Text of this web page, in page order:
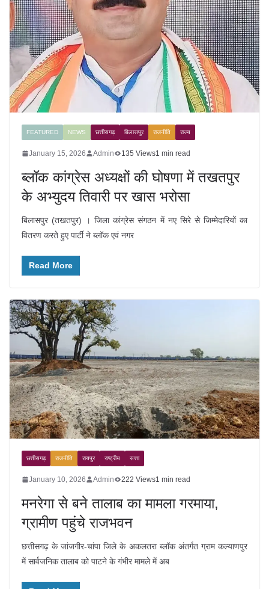
FEATURED NEWS छत्तीसगढ़ बिलासपुर राजनीति राज्य
January 15, 2026 Admin 135 Views1 min read
ब्लॉक कांग्रेस अध्यक्षों की घोषणा में तखतपुर
के अभ्युदय तिवारी पर खास भरोसा
बिलासपुर (तखतपुर) । जिला कांग्रेस संगठन में नए सिरे से जिम्मेदारियों का
वितरण करते हुए पार्टी ने ब्लॉक एवं नगर
Read More
छत्तीसगढ़ राजनीति रायपुर राष्ट्रीय सत्ता
January 10, 2026 Admin 222 Views1 min read
मनरेगा से बने तालाब का मामला गरमाया,
ग्रामीण पहुंचे राजभवन
छत्तीसगढ़ के जांजगीर-चांपा जिले के अकलतरा ब्लॉक अंतर्गत ग्राम कल्याणपुर
में सार्वजनिक तालाब को पाटने के गंभीर मामले में अब